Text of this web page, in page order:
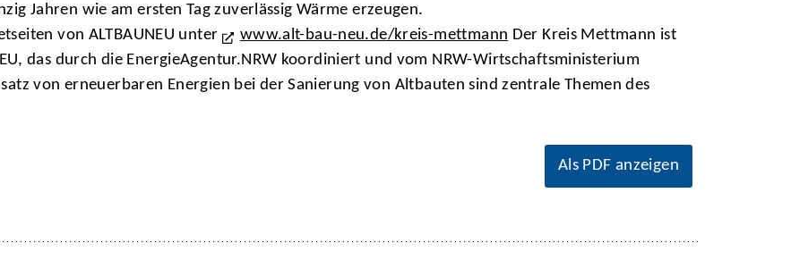
Jahren wie am ersten Tag zuverlässig Wärme erzeugen.
von ALTBAUNEU unter
www.alt-bau-neu.de/kreis-mettmann Der Kreis Mettmann ist
das durch die EnergieAgentur.NRW koordiniert und vom NRW-Wirtschaftsministerium
von erneuerbaren Energien bei der Sanierung von Altbauten sind zentrale Themen des
Als PDF anzeigen